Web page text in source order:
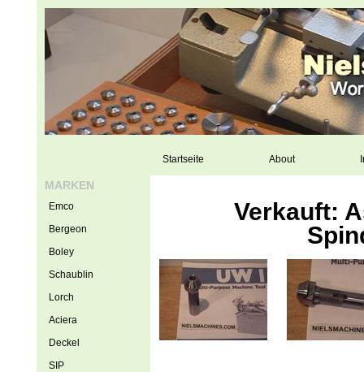
Startseite About
Verkauft:
MARKEN
Emco
Bergeon
Boley
Schaublin
Lorch
Aciera
Deckel
SIP